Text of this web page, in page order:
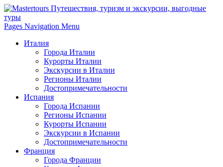
Pages Navigation Menu
Италия
Города Италии
Курорты Италии
Экскурсии в Италии
Регионы Италии
Достопримечательности
Испания
Города Испании
Регионы Испании
Курорты Испании
Экскурсии в Испании
Достопримечательности
Франция
Города Франции